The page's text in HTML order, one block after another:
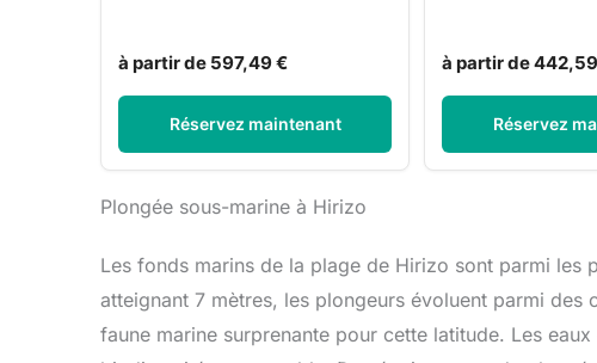
à partir de 597,49 €
Réservez maintenant
à partir de
Réservez
Plongée sous-marine à Hirizo
Les fonds marins de la plage de Hirizo sont parmi les
atteignant 7 mètres, les plongeurs évoluent parmi
faune marine surprenante pour cette latitude. Les